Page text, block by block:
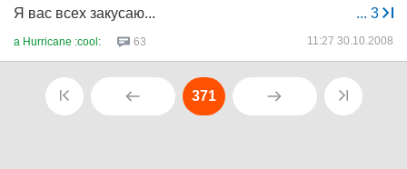
... 3
Я вас всех закусаю...
a Hurricane :cool: 63 11:27 30.10.2008
371